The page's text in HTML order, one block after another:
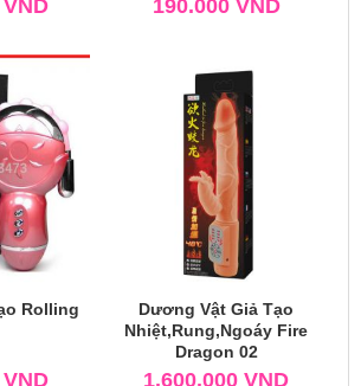
VND 190.000 VND
Rolling
VND
Dương Vật Giả Tạo
Nhiệt,Rung,Ngoáy Fire
Dragon 02
1.600.000 VND